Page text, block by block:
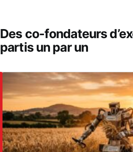
Des co-fondateurs
partis un par un